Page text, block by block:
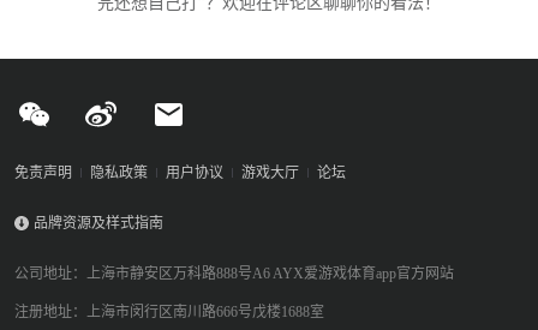
免责声明 隐私政策 用户协议 游戏大厅 论坛
品牌资源及样式指南
公司地址：上海市静安区万科路888号A6 AYX爱游戏体育app官方网站
注册地址：上海市闵行区南川路666号戊楼1688室